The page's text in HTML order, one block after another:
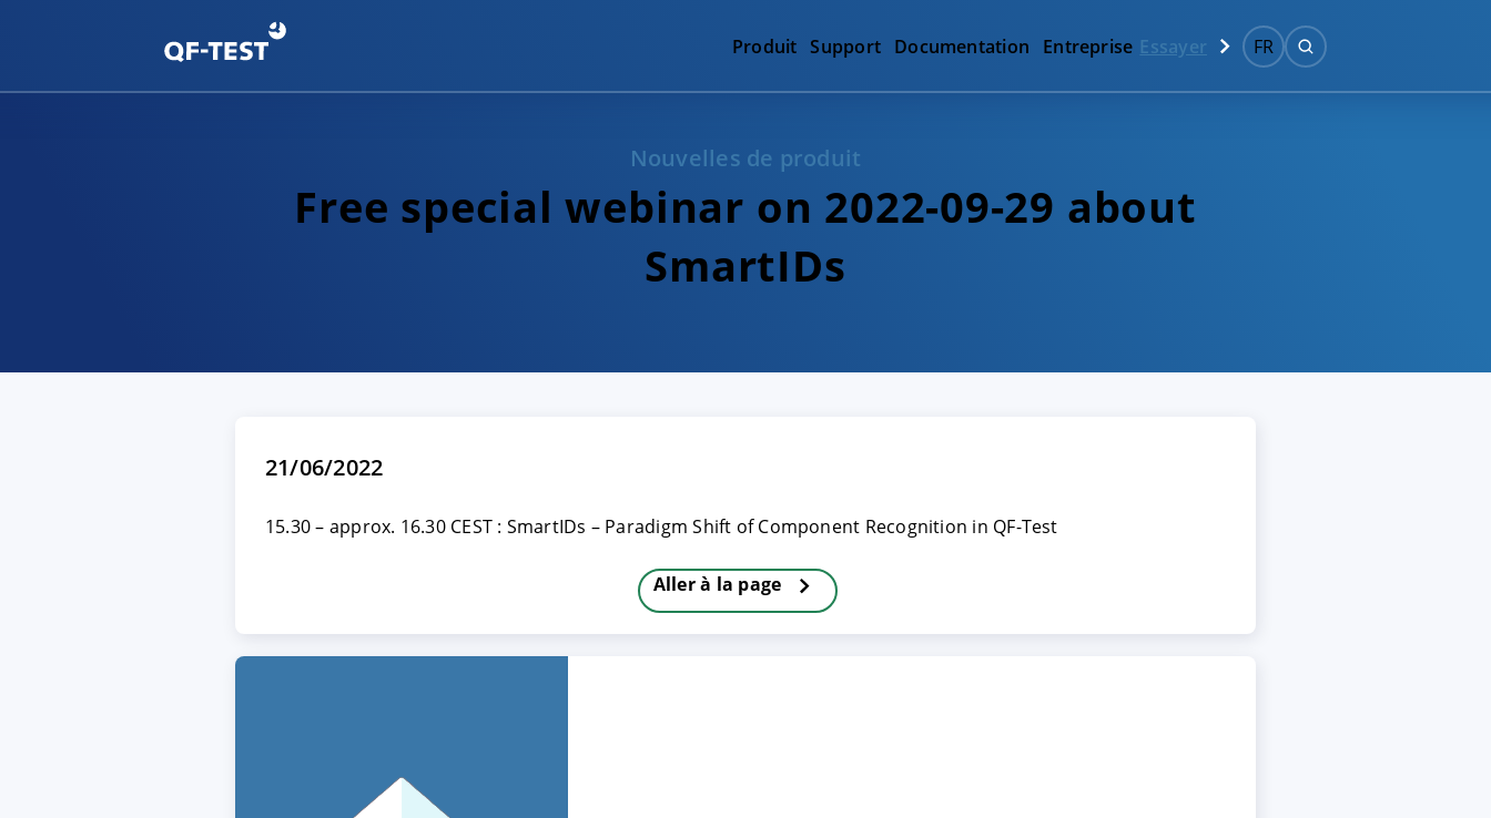
Produit Support Documentation Entreprise Essayer FR
Nouvelles de produit
Free special webinar on 2022-09-29 about
SmartIDs
21/06/2022
15.30 – approx. 16.30 CEST : SmartIDs – Paradigm Shift of Component Recognition in QF-Test
Aller à la page
REFUSER